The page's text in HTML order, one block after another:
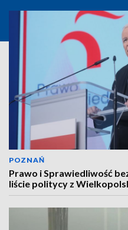
POZNAŃ
Prawo i Sprawiedliwość
liście politycy z